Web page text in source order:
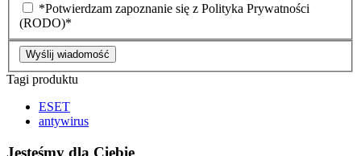
*Potwierdzam zapoznanie się z Polityka Prywatności
(RODO)*
Wyślij wiadomość
Tagi produktu
ESET
antywirus
Jesteśmy dla Ciebie